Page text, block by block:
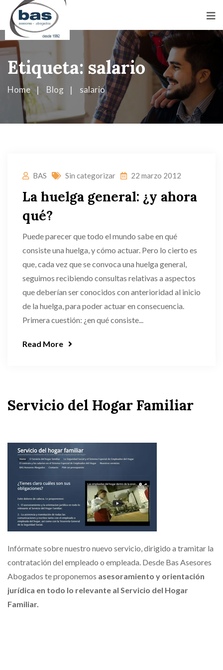
Etiqueta: salario
Home Blog salario
BAS Sin categorizar 22 marzo 2012
La huelga general: ¿y ahora
qué?
Puede parecer que todo el mundo sabe en qué
consiste una huelga, y cómo actuar. Pero lo cierto es
que, cada vez que se convoca una huelga general,
seguimos recibiendo consultas relativas a aspectos
que deberían ser conocidos con anterioridad al inicio
de la huelga, para poder actuar en consecuencia.
Primera cuestión: ¿en qué consiste...
Read More
Servicio del Hogar Familiar
Infórmate sobre nuestro nuevo servicio, dirigido a tramitar la
contratación del empleado o empleada. Desde Bas Asesores
Abogados te proponemos asesoramiento y orientación
jurídica en todo lo relevante al Servicio del Hogar
Familiar.